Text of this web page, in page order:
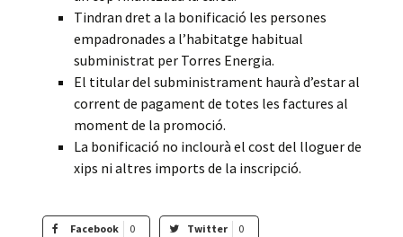
Tindran dret a la bonificació les persones
empadronades a l’habitatge habitual
subministrat per Torres Energia.
El titular del subministrament haurà d’estar al
corrent de pagament de totes les factures al
moment de la promoció.
La bonificació no inclourà el cost del lloguer de
xips ni altres imports de la inscripció.
Facebook 0 Twitter 0